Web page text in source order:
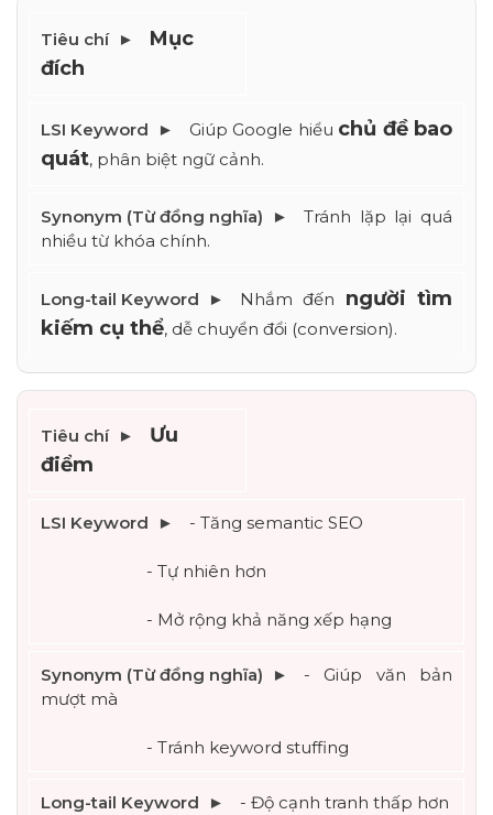
Mục
đích
Giúp Google hiểu chủ đề bao
quát, phân biệt ngữ cảnh.
Tránh lặp lại quá
nhiều từ khóa chính.
Nhắm đến người tìm
kiếm cụ thể, dễ chuyển đổi (conversion).
Ưu
điểm
- Tăng semantic SEO
			- Tự nhiên hơn
			- Mở rộng khả năng xếp hạng
- Giúp văn bản
mượt mà
			- Tránh keyword stuffing
- Độ cạnh tranh thấp hơn